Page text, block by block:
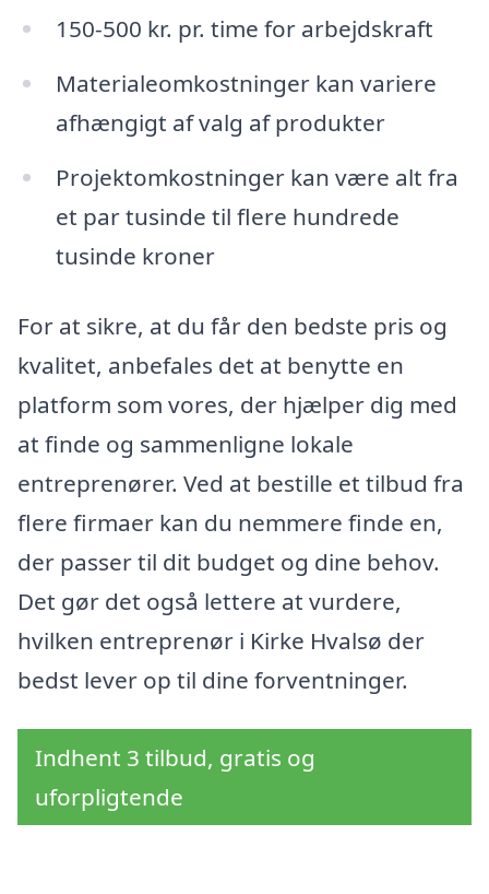
150-500 kr. pr. time for arbejdskraft
Materialeomkostninger kan variere
afhængigt af valg af produkter
Projektomkostninger kan være alt fra
et par tusinde til flere hundrede
tusinde kroner
For at sikre, at du får den bedste pris og
kvalitet, anbefales det at benytte en
platform som vores, der hjælper dig med
at finde og sammenligne lokale
entreprenører. Ved at bestille et tilbud fra
flere firmaer kan du nemmere finde en,
der passer til dit budget og dine behov.
Det gør det også lettere at vurdere,
hvilken entreprenør i Kirke Hvalsø der
bedst lever op til dine forventninger.
Indhent 3 tilbud, gratis og
uforpligtende